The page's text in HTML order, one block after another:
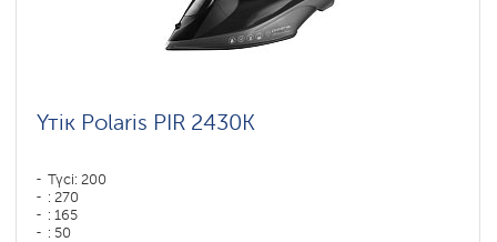
Үтік Polaris PIR 2430K
Түсі: 200
: 270
: 165
: 50